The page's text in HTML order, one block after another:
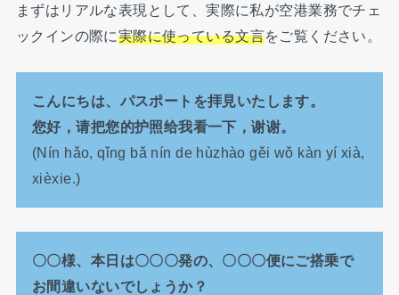
まずはリアルな表現として、実際に私が空港業務でチェ
ックインの際に実際に使っている文言をご覧ください。
こんにちは、パスポートを拝見いたします。
您好，请把您的护照给我看一下，谢谢。
(Nín hǎo, qǐng bǎ nín de hùzhào gěi wǒ kàn yí xià,
xièxie.)
〇〇様、本日は〇〇〇発の、〇〇〇便にご搭乗で
お間違いないでしょうか？